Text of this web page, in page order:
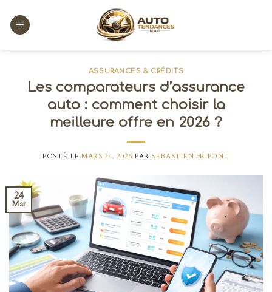
content
ASSURANCES & CRÉDITS
Les comparateurs d’assurance
auto : comment choisir la
meilleure offre en 2026 ?
POSTÉ LEMARS 24, 2026 PAR SEBASTIEN FRIPONT
24
Mar